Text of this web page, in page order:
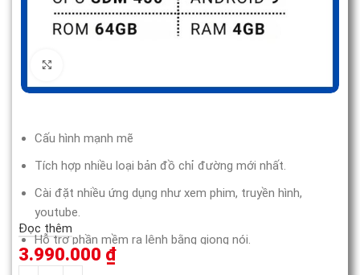
Cấu hình mạnh mẽ
Tích hợp nhiều loại bản đồ chỉ đường mới nhất.
Cài đặt nhiều ứng dụng như xem phim, truyền hình,
youtube.
Hỗ trợ phần mềm ra lệnh bằng giọng nói.
Đèn LED thay đổi màu sắc hợp thẫm mỹ.
Đọc thêm
3.990.000 ₫